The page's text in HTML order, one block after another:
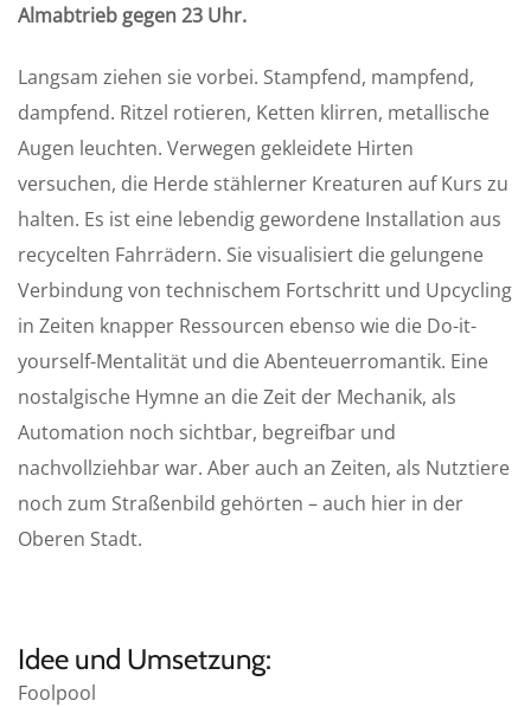
Almabtrieb gegen 23 Uhr.
Langsam ziehen sie vorbei. Stampfend, mampfend,
dampfend. Ritzel rotieren, Ketten klirren, metallische
Augen leuchten. Verwegen gekleidete Hirten
versuchen, die Herde stählerner Kreaturen auf Kurs zu
halten. Es ist eine lebendig gewordene Installation aus
recycelten Fahrrädern. Sie visualisiert die gelungene
Verbindung von technischem Fortschritt und Upcycling
in Zeiten knapper Ressourcen ebenso wie die Do-it-
yourself-Mentalität und die Abenteuerromantik. Eine
nostalgische Hymne an die Zeit der Mechanik, als
Automation noch sichtbar, begreifbar und
nachvollziehbar war. Aber auch an Zeiten, als Nutztiere
noch zum Straßenbild gehörten – auch hier in der
Oberen Stadt.
Idee und Umsetzung:
Foolpool